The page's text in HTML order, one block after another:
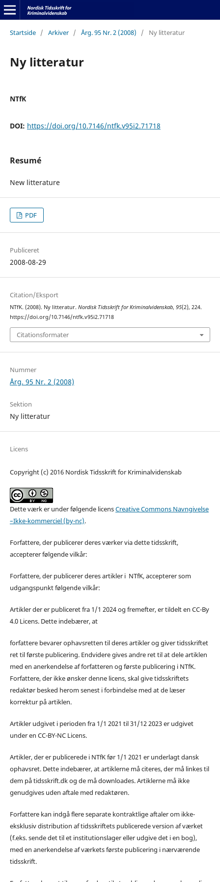
Startside / Arkiver / Årg. 95 Nr. 2 (2008) / Ny litteratur
Ny litteratur
NTfK
DOI: https://doi.org/10.7146/ntfk.v95i2.71718
Resumé
New litterature
PDF
Publiceret
2008-08-29
Citation/Eksport
NTfK. (2008). Ny litteratur. Nordisk Tidsskrift for Kriminalvidenskab, 95(2), 224.
https://doi.org/10.7146/ntfk.v95i2.71718
Citationsformater
Nummer
Årg. 95 Nr. 2 (2008)
Sektion
Ny litteratur
Licens
Copyright (c) 2016 Nordisk Tidsskrift for Kriminalvidenskab
Dette værk er under følgende licensCreative Commons Navngivelse
–Ikke-kommerciel (by-nc).
Forfattere, der publicerer deres værker via dette tidsskrift,
accepterer følgende vilkår:
Forfattere, der publicerer deres artikler i NTfK, accepterer som
udgangspunkt følgende vilkår:
Artikler der er publiceret fra 1/1 2024 og fremefter, er tildelt en CC-By
4.0 Licens. Dette indebærer, at
forfattere bevarer ophavsretten til deres artikler og giver tidsskriftet
ret til første publicering. Endvidere gives andre ret til at dele artiklen
med en anerkendelse af forfatteren og første publicering i NTfK.
Forfattere, der ikke ønsker denne licens, skal give tidsskriftets
redaktør besked herom senest i forbindelse med at de læser
korrektur på artiklen.
Artikler udgivet i perioden fra 1/1 2021 til 31/12 2023 er udgivet
under en CC-BY-NC Licens.
Artikler, der er publicerede i NTfK før 1/1 2021 er underlagt dansk
ophavsret. Dette indebærer, at artiklerne må citeres, der må linkes til
dem på tidsskrift.dk og de må downloades. Artiklerne må ikke
genudgives uden aftale med redaktøren.
Forfattere kan indgå flere separate kontraktlige aftaler om ikke-
eksklusiv distribution af tidsskriftets publicerede version af værket
(f.eks. sende det til et institutionslager eller udgive det i en bog),
med en anerkendelse af værkets første publicering i nærværende
tidsskrift.